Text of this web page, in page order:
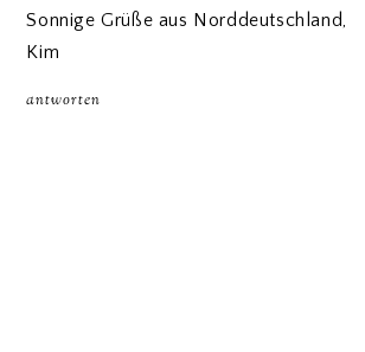
Sonnige Grüße aus Norddeutschland,
Kim
antworten